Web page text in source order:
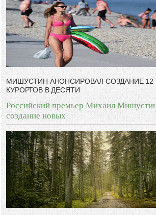
-- Люблю давать советы и очень не люблю,
МИШУСТИН АНОНСИРОВАЛ СОЗДАНИЕ 12
КУРОРТОВ В ДЕСЯТИ
Российский премьер Михаил
создание новых